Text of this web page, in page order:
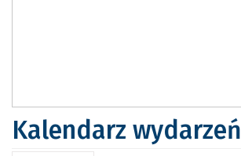
Kalendarz wydarzeń